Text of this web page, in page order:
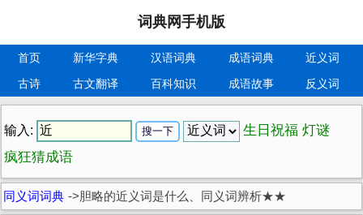
词典网手机版
首页 新华字典 汉语词典 成语词典
近义词
古诗
古文翻译 百科知识 成语故事 反义词
输入: 生日祝福 灯谜
疯狂猜成语
同义词词典 ->胆略的近义词是什么、同义词辨析★★